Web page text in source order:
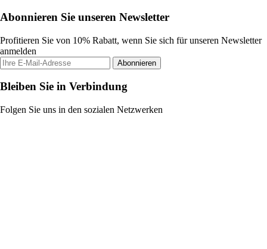
Abonnieren Sie unseren Newsletter
Profitieren Sie von 10% Rabatt, wenn Sie sich für unseren Newsletter
anmelden
Abonnieren
Bleiben Sie in Verbindung
Folgen Sie uns in den sozialen Netzwerken